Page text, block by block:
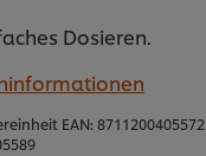
Dosieren.
EAN: 8711200405572